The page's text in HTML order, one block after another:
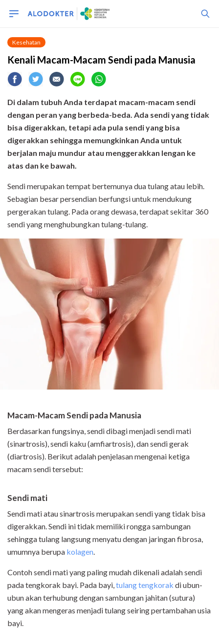
Kesehatan
Kenali Macam-Macam Sendi pada Manusia
Di dalam tubuh Anda terdapat macam-macam sendi
dengan peran yang berbeda-beda. Ada sendi yang tidak
bisa digerakkan, tetapi ada pula sendi yang bisa
digerakkan sehingga memungkinkan Anda untuk
berjalan maju mundur atau menggerakkan lengan ke
atas dan ke bawah.
Sendi merupakan tempat bertemunya dua tulang atau lebih.
Sebagian besar persendian berfungsi untuk mendukung
pergerakan tulang. Pada orang dewasa, terdapat sekitar 360
sendi yang menghubungkan tulang-tulang.
Macam-Macam Sendi pada Manusia
Berdasarkan fungsinya, sendi dibagi menjadi sendi mati
(sinartrosis), sendi kaku (amfiartrosis), dan sendi gerak
(diartrosis). Berikut adalah penjelasan mengenai ketiga
macam sendi tersebut:
Sendi mati
Sendi mati atau sinartrosis merupakan sendi yang tidak bisa
digerakkan. Sendi ini tidak memiliki rongga sambungan
sehingga tulang langsung menyatu dengan jaringan fibrosa,
umumnya berupa kolagen.
Contoh sendi mati yang paling mudah dikenali adalah sendi
pada tengkorak bayi. Pada bayi,tulang tengkorak di ubun-
ubun akan terhubung dengan sambungan jahitan (sutura)
yang akan mengeras menjadi tulang seiring pertambahan usia
bayi.